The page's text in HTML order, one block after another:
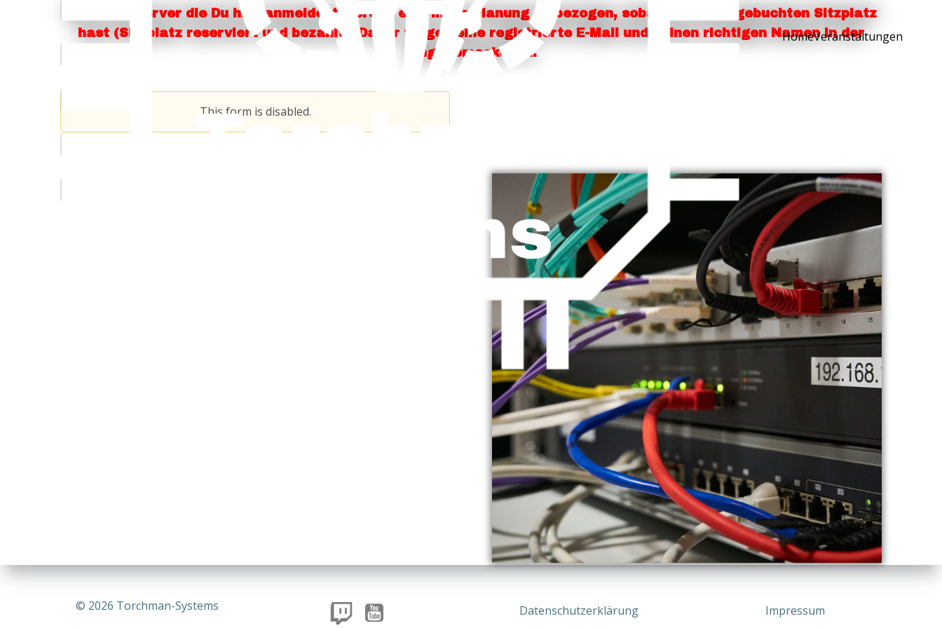
HomeVeranstaltungen
INFO: Die Server die Du hier anmeldest werden erst in die Planung einbezogen, sobald du einen gebuchten Sitzplatz
hast (Sitzplatz reserviert und bezahlt). Daher trage deine registrierte E-Mail und deinen richtigen Namen in der
Eingabemaske ein.
This form is disabled.
© 2026 Torchman-Systems Datenschutzerklärung Impressum